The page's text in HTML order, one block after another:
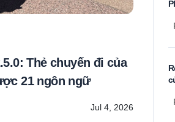
Thẻ chuyến đi của
21 ngôn ngữ
Jul 4, 2026